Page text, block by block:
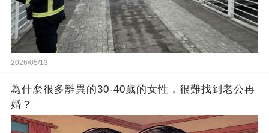
2026/05/13
為什麼很多離異的30-40歲的女性，很難找到老公再
婚？